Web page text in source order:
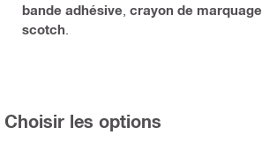
bande adhésive crayon de marquage
scotch
Choisir les options